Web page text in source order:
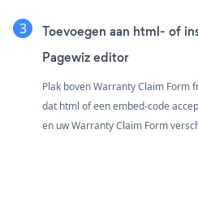
Toevoegen aan html- of
Pagewiz editor
Plak boven Warranty Claim Form
dat html of een embed-code
en uw Warranty Claim Form